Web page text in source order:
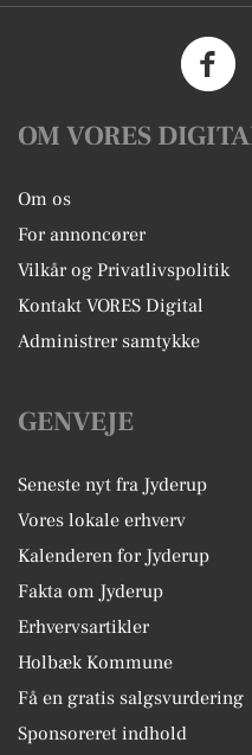
OM VORES
Om os
For annoncører
Vilkår og Privatlivspolitik
Kontakt VORES Digital
Administrer samtykke
GENVEJE
Seneste nyt fra Jyderup
Vores lokale erhverv
Kalenderen for Jyderup
Fakta om Jyderup
Erhvervsartikler
Holbæk Kommune
Få en gratis salgsvurdering
Sponsoreret indhold